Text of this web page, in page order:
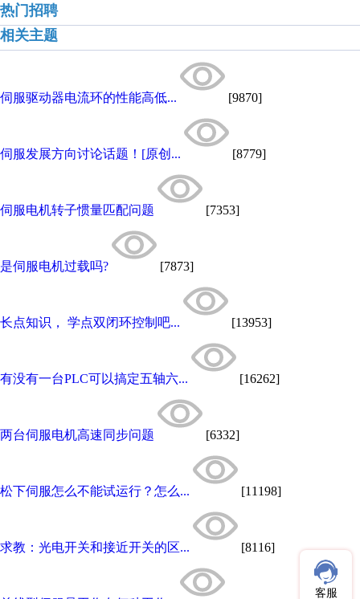
热门招聘
相关主题
伺服驱动器电流环的性能高低... [9870]
伺服发展方向讨论话题！[原创... [8779]
伺服电机转子惯量匹配问题 [7353]
是伺服电机过载吗? [7873]
长点知识， 学点双闭环控制吧... [13953]
有没有一台PLC可以搞定五轴六... [16262]
两台伺服电机高速同步问题 [6332]
松下伺服怎么不能试运行？怎么... [11198]
求教：光电开关和接近开关的区... [8116]
客服